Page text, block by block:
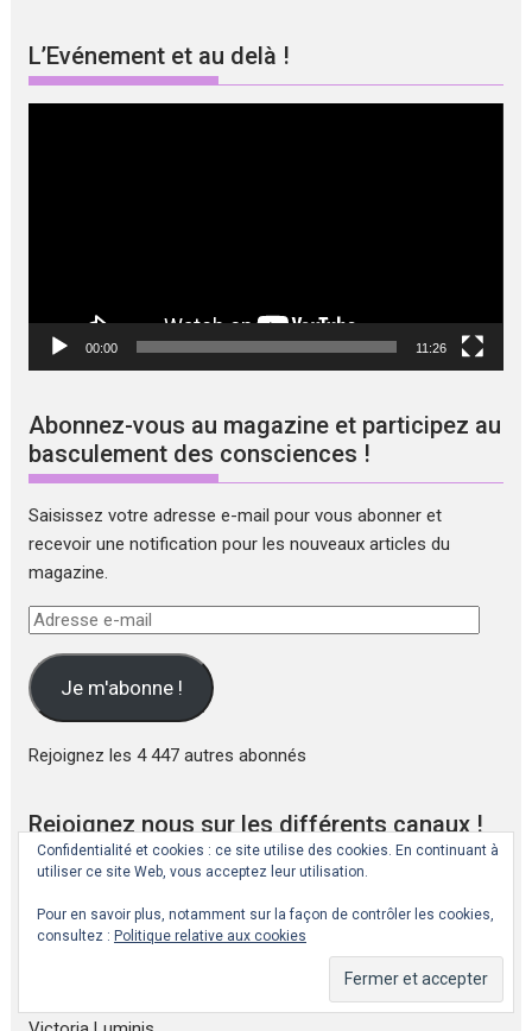
L’Evénement et au delà !
00:00 11:26
Abonnez-vous au magazine et participez au
basculement des consciences !
Saisissez votre adresse e-mail pour vous abonner et
recevoir une notification pour les nouveaux articles du
magazine.
Adresse
mail Je m'abonne !
Rejoignez les 4 447 autres abonnés
Rejoignez nous sur les différents canaux !
Fil d'informations Telegram sur la Victoire de la
Lumière: Victoria Luminis
Collection personnelle de vidéos de spiritualité et
Observatoire subjectif de la Victoire de la Lumière :
Confidentialité et cookies : ce site utilise des cookies. En continuant à
utiliser ce site Web, vous acceptez leur utilisation.
Pour en savoir plus, notamment sur la façon de contrôler les cookies,
consultez : Politique relative aux cookies